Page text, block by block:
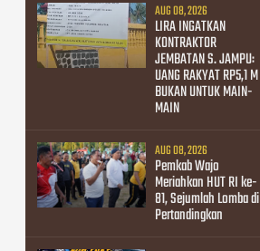
AUG 08, 2026
LIRA INGATKAN
KONTRAKTOR
JEMBATAN S. JAMPU:
UANG RAKYAT RP5,1 M
BUKAN UNTUK MAIN-
MAIN
AUG 08, 2026
Pemkab Wajo
Meriahkan HUT RI ke-
81, Sejumlah Lomba di
Pertandingkan